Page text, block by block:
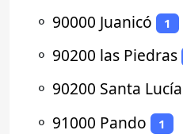
⚬ 90000 Juanicó 1
⚬ 90200 las Piedras
⚬ 90200 Santa Lucía
⚬ 91000 Pando 1